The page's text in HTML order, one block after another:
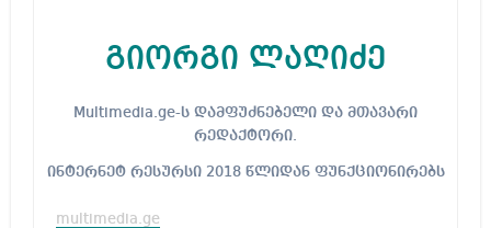
გიორგი ლაღიძე
Multimedia.ge-ს დამფუძნებელი და მთავარი
რედაქტორი.
ინტერნეტ რესურსი 2018 წლიდან ფუნქციონირებს
multimedia.ge